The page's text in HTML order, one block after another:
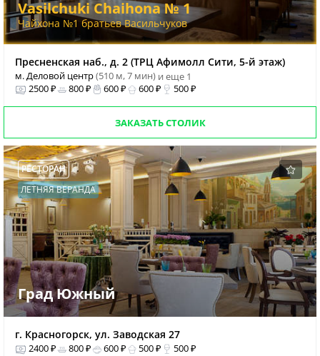
Vasilchuki Chaihona № 1
Чайхона №1 братьев Васильчуков
Пресненская наб., д. 2 (ТРЦ Афимолл Сити, 5-й этаж)
м. Деловой центр(510 м, 7 мин) и еще 1
2500 ₽
800 ₽ 600 ₽ 600 ₽ 500 ₽
ЗАКАЗАТЬ СТОЛИК
РЕСТОРАН
ЛЕТНЯЯ ВЕРАНДА
Град Южный
г. Красногорск, ул. Заводская 27
2400 ₽ 800 ₽ 600 ₽ 500 ₽ 500 ₽